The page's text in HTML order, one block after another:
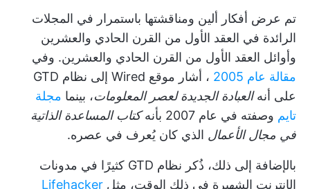
تم عرض أفكار ألين ومناقشتها باستمرار في المجلات
الرائدة في العقد الأول من القرن الحادي والعشرين
وأوائل العقد الأول من القرن الحادي والعشرين. وفي
مقالة عام 2005
، أشار موقع Wired إلى نظام GTD
على أنهالعبادة الجديدة لعصر المعلومات، بينما مجلة
تايم وصفته في عام 2007 بأنه
كتاب المساعدة الذاتية
في مجال الأعمال الذي كان يُعرف في عصره.
بالإضافة إلى ذلك، ذُكر نظام GTD كثيرًا في مدونات
الإنترنت الشهيرة في ذلك الوقت، مثل Lifehacker